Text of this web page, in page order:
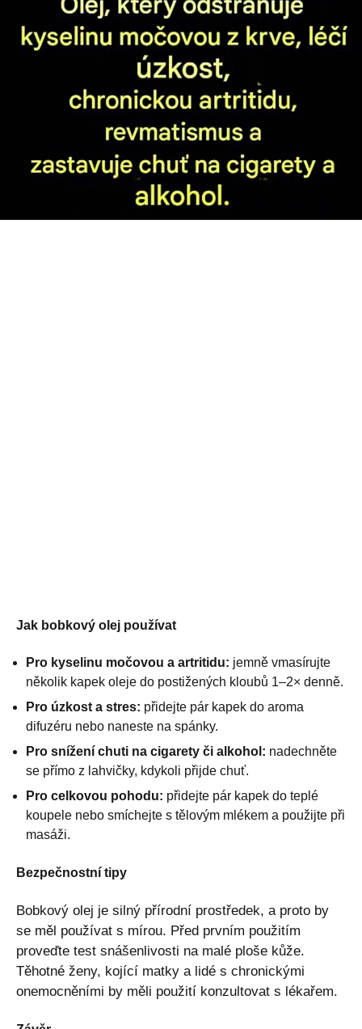
Jak bobkový olej používat
Pro kyselinu močovou a artritidu: jemně vmasírujte
několik kapek oleje do postižených kloubů 1–2× denně.
Pro úzkost a stres: přidejte pár kapek do aroma
difuzéru nebo naneste na spánky.
Pro snížení chuti na cigarety či alkohol: nadechněte
se přímo z lahvičky, kdykoli přijde chuť.
Pro celkovou pohodu: přidejte pár kapek do teplé
koupele nebo smíchejte s tělovým mlékem a použijte při
masáži.
Bezpečnostní tipy
Bobkový olej je silný přírodní prostředek, a proto by
se měl používat s mírou. Před prvním použitím
proveďte test snášenlivosti na malé ploše kůže.
Těhotné ženy, kojící matky a lidé s chronickými
onemocněními by měli použití konzultovat s lékařem.